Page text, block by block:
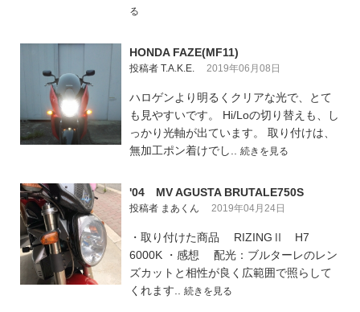
る
HONDA FAZE(MF11)
投稿者 T.A.K.E. 2019年06月08日
ハロゲンより明るくクリアな光で、とて
も見やすいです。 Hi/Loの切り替えも、し
っかり光軸が出ています。 取り付けは、
無加工ポン着けでし.. 続きを見る
'04 MV AGUSTA BRUTALE750S
投稿者 まあくん 2019年04月24日
・取り付けた商品 RIZINGⅡ H7
6000K ・感想 配光：ブルターレのレン
ズカットと相性が良く広範囲で照らして
くれます.. 続きを見る